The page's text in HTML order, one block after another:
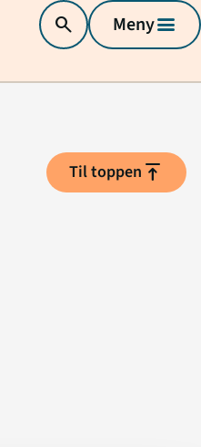
search Menymenu
Til toppen vertical_align_top